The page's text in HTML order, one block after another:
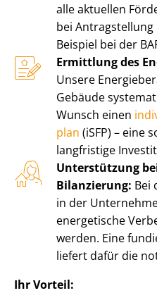
alle aktuellen
bei
Beispiel bei der
Ermittlung des
Unsere
Gebäude
Wunsch einen
plan (iSFP) – eine
langfristige
Unterstützung
Bilanzierung: Bei
in der
energetische
werden. Eine
liefert dafür die
Ihr Vorteil: